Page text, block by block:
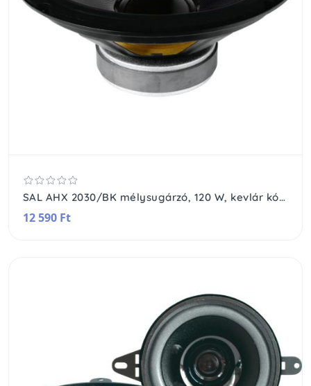
SAL AHX 2030/BK mélysugárzó, 120 W, kevlár kónusz, 4 Ohm, 40 - 4000 Hz, 1,5" hangtekercs, 4 réteg
12 590 Ft